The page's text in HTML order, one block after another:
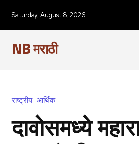
Saturday, August 8, 2026
NB मराठी
राष्ट्रीय आर्थिक
दावोसमध्ये